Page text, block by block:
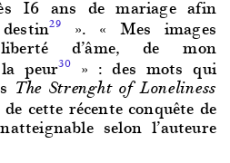
16 ans de mariage afin
29 ». « Mes images
d’âme, de mon
peur30 » : des mots qui
The Strenght of Loneliness
cette récente conquête de
selon l’auteure